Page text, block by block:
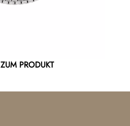
ZUM PRODUKT